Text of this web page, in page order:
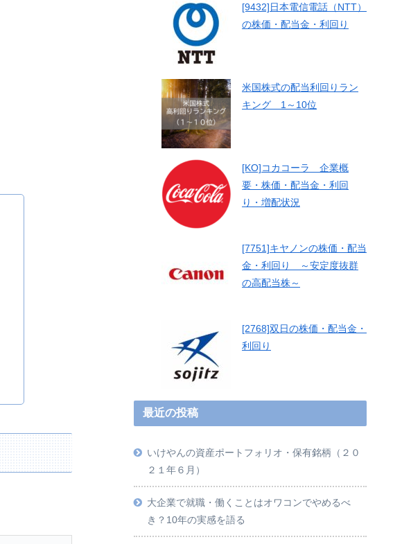
[9432]日本電信電話（NTT）
の株価・配当金・利回り
米国株式の配当利回りラン
キング 1～10位
[KO]コカコーラ 企業概
要・株価・配当金・利回
り・増配状況
[7751]キヤノンの株価・配当
金・利回り ～安定度抜群
の高配当株～
[2768]双日の株価・配当金・
利回り
最近の投稿
いけやんの資産ポートフォリオ・保有銘柄（２０
２１年６月）
大企業で就職・働くことはオワコンでやめるべ
き？10年の実感を語る